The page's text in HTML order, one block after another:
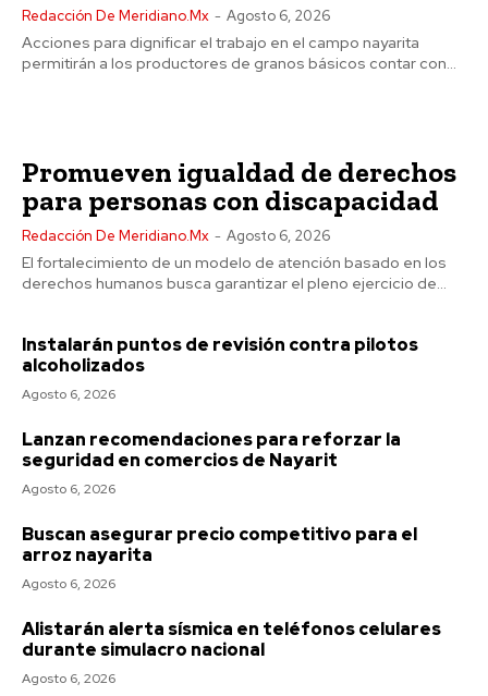
Redacción De Meridiano.mx - Agosto 6, 2026
Acciones para dignificar el trabajo en el campo nayarita
permitirán a los productores de granos básicos contar con...
Promueven igualdad de derechos
para personas con discapacidad
Redacción De Meridiano.mx - Agosto 6, 2026
El fortalecimiento de un modelo de atención basado en los
derechos humanos busca garantizar el pleno ejercicio de...
Instalarán puntos de revisión contra pilotos
alcoholizados
Agosto 6, 2026
Lanzan recomendaciones para reforzar la
seguridad en comercios de Nayarit
Agosto 6, 2026
Buscan asegurar precio competitivo para el
arroz nayarita
Agosto 6, 2026
Alistarán alerta sísmica en teléfonos celulares
durante simulacro nacional
Agosto 6, 2026